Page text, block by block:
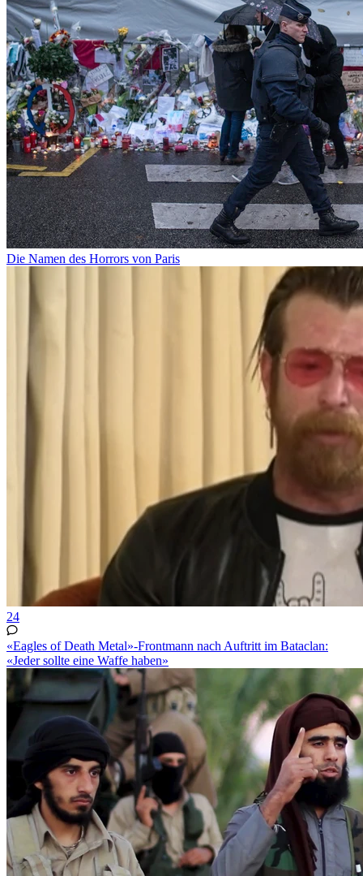
Die Namen des Horrors von Paris
24
«Eagles of Death Metal»-Frontmann nach Auftritt im Bataclan:
«Jeder sollte eine Waffe haben»